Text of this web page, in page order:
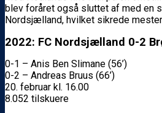
blev foråret også sluttet af med en
Nordsjælland, hvilket sikrede
2022: FC Nordsjælland 0-2
0-1 – Anis Ben Slimane (56’)
0-2 – Andreas Bruus (66’)
20. februar kl. 16.00
8.052 tilskuere